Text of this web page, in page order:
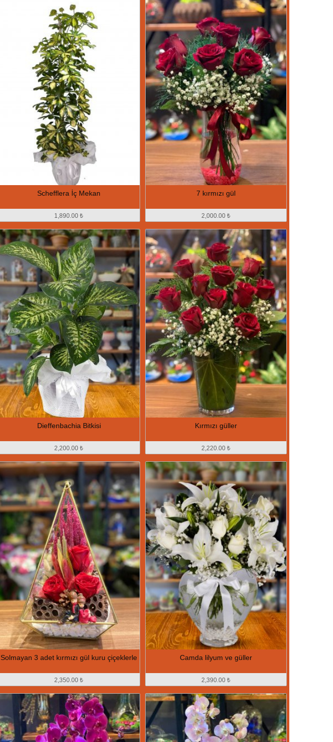
Schefflera İç Mekan
1,890.00 ₺
7 kırmızı gül
2,000.00 ₺
Dieffenbachia Bitkisi
2,200.00 ₺
Kırmızı güller
2,220.00 ₺
Solmayan 3 adet kırmızı gül kuru çiçeklerle
2,350.00 ₺
Camda lilyum ve güller
2,390.00 ₺